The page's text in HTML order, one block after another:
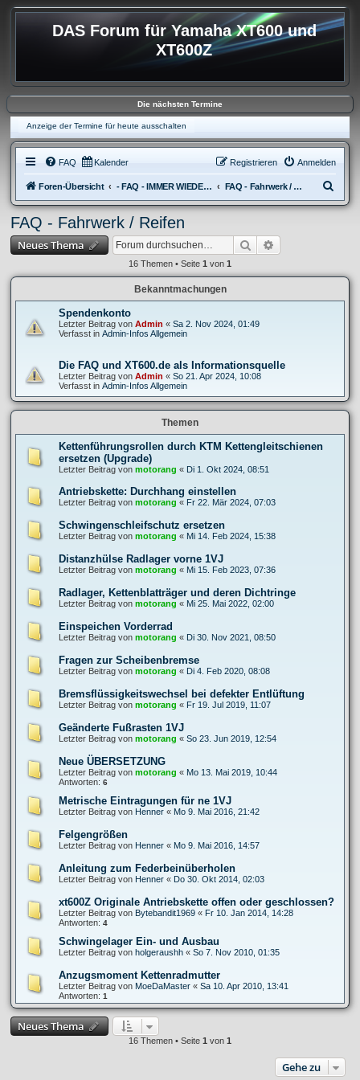
DAS Forum für Yamaha XT600 und
XT600Z
Die nächsten Termine
Anzeige der Termine für heute ausschalten
FAQ Kalender Anmelden
Registrieren
Foren-Übersicht - FAQ - IMMER WIEDER AUFKOMMENDE FRAGEN FAQ - Fahrwerk / Reifen
u
FAQ - Fahrwerk / Reifen
Neues Thema Suche
16 Themen • Seite 1 von 1
Bekanntmachungen
Spendenkonto
Letzter Beitrag von Admin « Sa 2. Nov 2024, 01:49
Verfasst in Admin-Infos Allgemein
Die FAQ und XT600.de als Informationsquelle
Letzter Beitrag von Admin « So 21. Apr 2024, 10:08
Verfasst in Admin-Infos Allgemein
Themen
Kettenführungsrollen durch KTM Kettengleitschienen
ersetzen (Upgrade)
Letzter Beitrag von motorang « Di 1. Okt 2024, 08:51
Antriebskette: Durchhang einstellen
Letzter Beitrag von motorang « Fr 22. Mär 2024, 07:03
Schwingenschleifschutz ersetzen
Letzter Beitrag von motorang « Mi 14. Feb 2024, 15:38
Distanzhülse Radlager vorne 1VJ
Letzter Beitrag von motorang « Mi 15. Feb 2023, 07:36
Radlager, Kettenblatträger und deren Dichtringe
Letzter Beitrag von motorang « Mi 25. Mai 2022, 02:00
Einspeichen Vorderrad
Letzter Beitrag von motorang « Di 30. Nov 2021, 08:50
Fragen zur Scheibenbremse
Letzter Beitrag von motorang « Di 4. Feb 2020, 08:08
Bremsflüssigkeitswechsel bei defekter Entlüftung
Letzter Beitrag von motorang « Fr 19. Jul 2019, 11:07
Geänderte Fußrasten 1VJ
Letzter Beitrag von motorang « So 23. Jun 2019, 12:54
Neue ÜBERSETZUNG
Letzter Beitrag von motorang « Mo 13. Mai 2019, 10:44
Antworten: 6
Metrische Eintragungen für ne 1VJ
Letzter Beitrag von Henner « Mo 9. Mai 2016, 21:42
Felgengrößen
Letzter Beitrag von Henner « Mo 9. Mai 2016, 14:57
Anleitung zum Federbeinüberholen
Letzter Beitrag von Henner « Do 30. Okt 2014, 02:03
xt600Z Originale Antriebskette offen oder geschlossen?
Letzter Beitrag von Bytebandit1969 « Fr 10. Jan 2014, 14:28
Antworten: 4
Schwingelager Ein- und Ausbau
Letzter Beitrag von holgeraushh « So 7. Nov 2010, 01:35
Anzugsmoment Kettenradmutter
Letzter Beitrag von MoeDaMaster « Sa 10. Apr 2010, 13:41
Antworten: 1
Neues Thema
16 Themen • Seite 1 von 1
Gehe zu